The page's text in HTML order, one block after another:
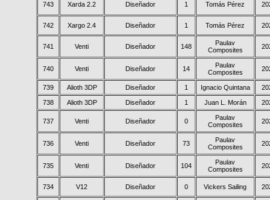
743 Xarda 2.2 Diseñador 1 Tomás Pérez
742 Xargo 2.4 Diseñador 1 Tomás Pérez
741 Venti Diseñador 148
Paulav
Composites
740 Venti Diseñador 14
Paulav
Composites
739 Alioth 3DP Diseñador 1 Ignacio Quintana
738 Alioth 3DP Diseñador 1 Juan L. Morán
737 Venti Diseñador 0
Paulav
Composites
736 Venti Diseñador 73
Paulav
Composites
735 Venti Diseñador 104
Paulav
Composites
734 V12 Diseñador 0 Vickers Sailing